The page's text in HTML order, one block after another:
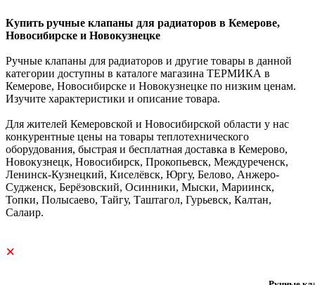
Купить ручные клапаны для радиаторов в Кемерове,
Новосибирске и Новокузнецке
Ручные клапаны для радиаторов и другие товары в данной
категории доступны в каталоге магазина ТЕРМИКА в
Кемерове, Новосибирске и Новокузнецке по низким ценам.
Изучите характеристики и описание товара.
Для жителей Кемеровской и Новосибирской области у нас
конкурентные цены на товары теплотехнического
оборудования, быстрая и бесплатная доставка в Кемерово,
Новокузнецк, Новосибирск, Прокопьевск, Междуреченск,
Ленинск-Кузнецкий, Киселёвск, Юргу, Белово, Анжеро-
Судженск, Берёзовский, Осинники, Мыски, Мариинск,
Топки, Полысаево, Тайгу, Таштагол, Гурьевск, Калтан,
Салаир.
×